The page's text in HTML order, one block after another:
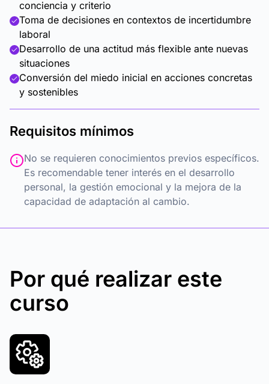
conciencia y criterio
Toma de decisiones en contextos de incertidumbre
laboral
Desarrollo de una actitud más flexible ante nuevas
situaciones
Conversión del miedo inicial en acciones concretas
y sostenibles
Requisitos mínimos
No se requieren conocimientos previos específicos.
Es recomendable tener interés en el desarrollo
personal, la gestión emocional y la mejora de la
capacidad de adaptación al cambio.
Por qué realizar este
curso